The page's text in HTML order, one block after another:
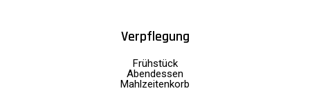
Verpflegung
Frühstück
Abendessen
Mahlzeitenkorb